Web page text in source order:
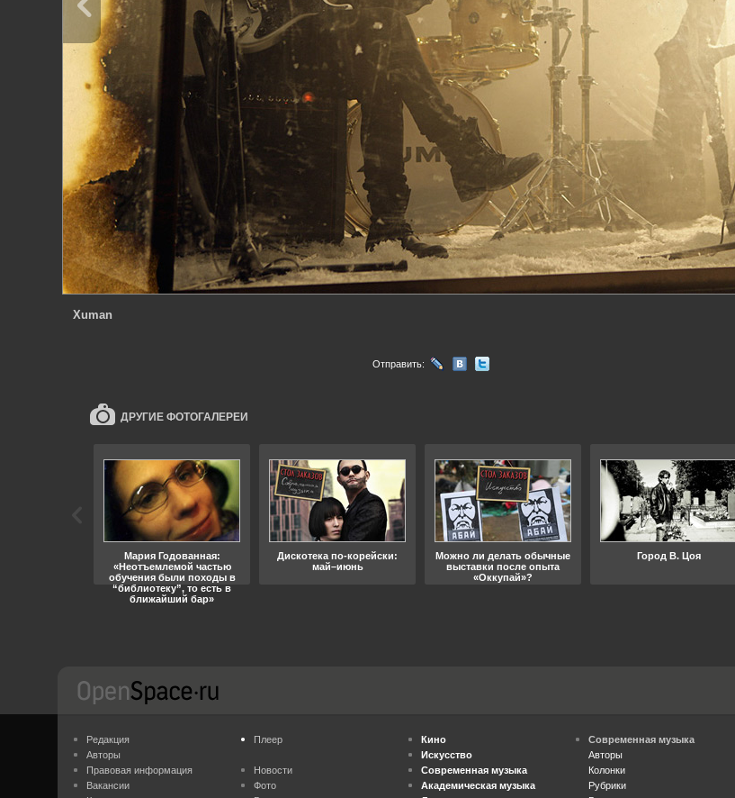
Xuman
Отправить:
ДРУГИЕ ФОТОГАЛЕРЕИ
Мария Годованная:
«Неотъемлемой частью
обучения были походы в
“библиотеку”, то есть в
ближайший бар»
Дискотека по-корейски:
май–июнь
Можно ли делать обычные
выставки после опыта
«Оккупай»?
Город В. Цоя
Редакция
Авторы
Правовая информация
Вакансии
Плеер
Новости
Фото
Кино
Искусство
Современная музыка
Академическая музыка
Современная музыка
Авторы
Колонки
Рубрики